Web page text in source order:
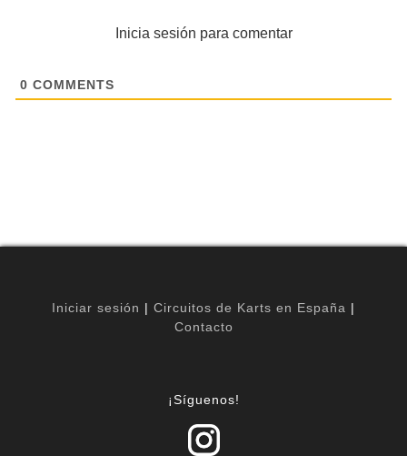
Inicia sesión para comentar
0 COMMENTS
Iniciar sesión | Circuitos de Karts en España |
Contacto
¡Síguenos!